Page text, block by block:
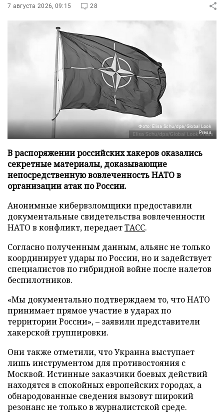
7 августа 2026, 09:15 28
Фото: Elisa Schu/dpa/Global Look
Press
В распоряжении российских хакеров оказались
секретные материалы, доказывающие
непосредственную вовлеченность НАТО в
организации атак по России.
Анонимные кибервзломщики предоставили
документальные свидетельства вовлеченности
НАТО в конфликт, передаетТАСС.
Согласно полученным данным, альянс не только
координирует удары по России, но и задействует
специалистов по гибридной войне после налетов
беспилотников.
«Мы документально подтверждаем то, что НАТО
принимает прямое участие в ударах по
территории России», – заявили представители
хакерской группировки.
Они также отметили, что Украина выступает
лишь инструментом для противостояния с
Москвой. Истинные заказчики боевых действий
находятся в спокойных европейских городах, а
обнародованные сведения вызовут широкий
резонанс не только в журналистской среде.